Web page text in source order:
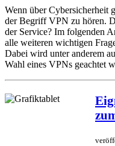
Wenn über Cybersicherheit
der Begriff VPN zu hören.
der Service? Im folgenden
alle weiteren wichtigen
Dabei wird unter anderem
Wahl eines VPNs geachtet